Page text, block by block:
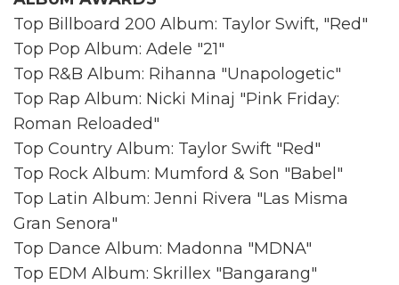
Top Billboard 200 Album: Taylor Swift, "Red"
Top Pop Album: Adele "21"
Top R&B Album: Rihanna "Unapologetic"
Top Rap Album: Nicki Minaj "Pink Friday:
Roman Reloaded"
Top Country Album: Taylor Swift "Red"
Top Rock Album: Mumford & Son "Babel"
Top Latin Album: Jenni Rivera "Las Misma
Gran Senora"
Top Dance Album: Madonna "MDNA"
Top EDM Album: Skrillex "Bangarang"